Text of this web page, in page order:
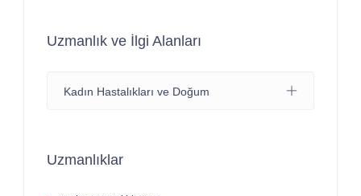
Uzmanlık ve İlgi Alanları
Kadın Hastalıkları ve Doğum
Uzmanlıklar